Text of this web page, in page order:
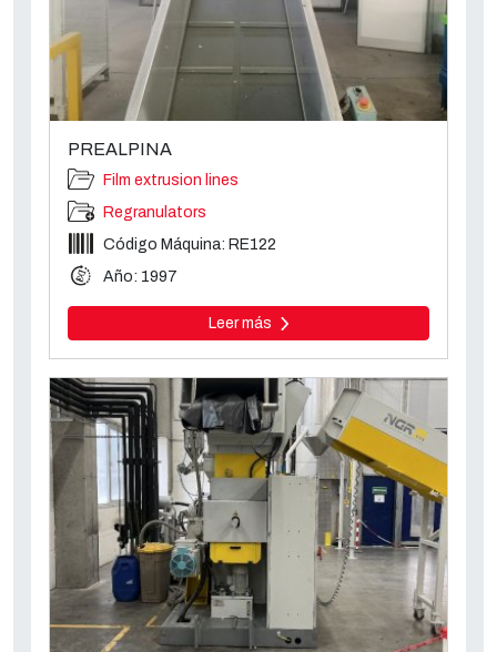
PREALPINA
Film extrusion lines
Regranulators
Código Máquina: RE122
Año: 1997
Leer más